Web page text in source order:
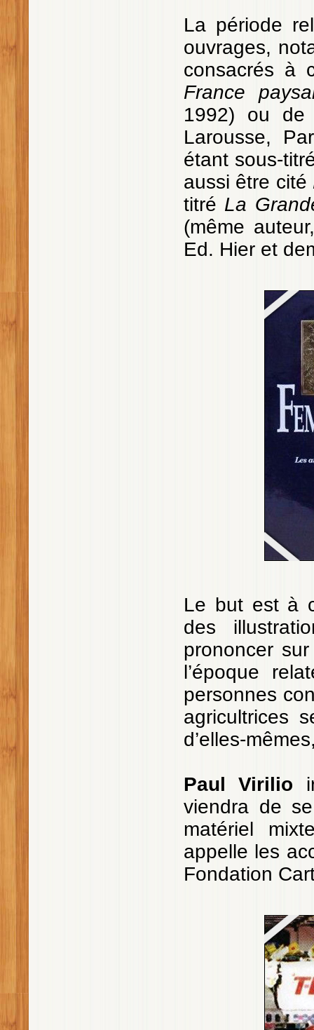
La période
ouvrages,
consacrés à
France
1992) ou
Larousse,
étant sous-
aussi être cité
titré La
(même
Ed. Hier et
Le but est à
des
prononcer
l’époque
personnes
agricultrices
d’elles-
Paul Virilio
viendra de
matériel
appelle les
Fondation